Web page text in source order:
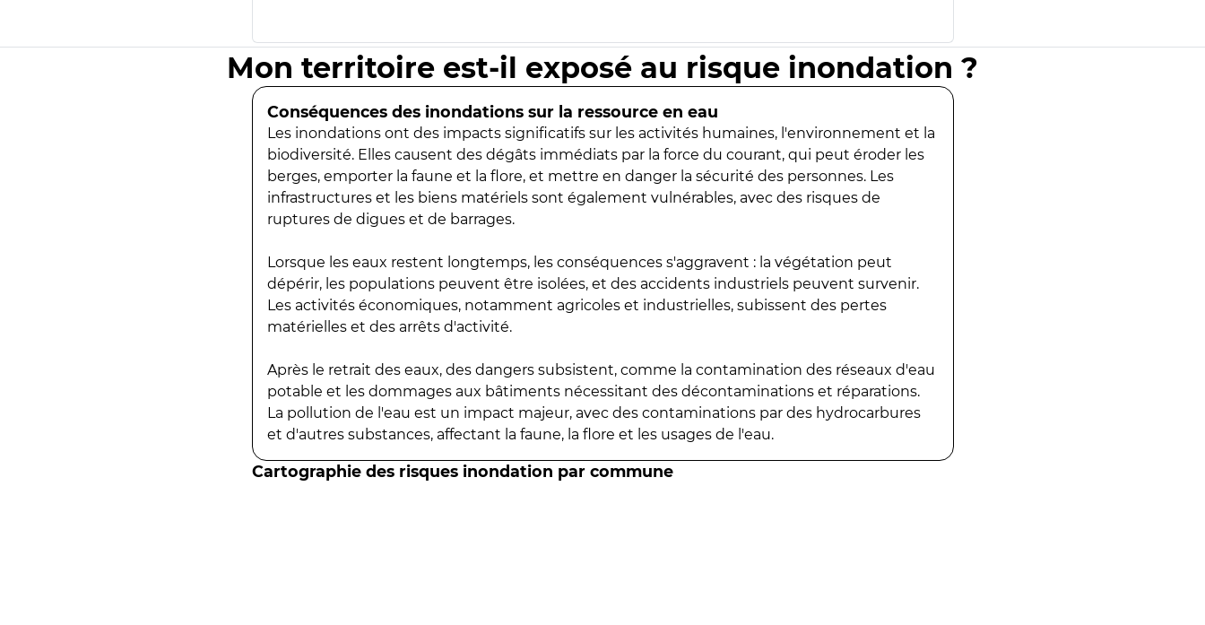
Mon territoire est-il exposé au risque inondation ?
Conséquences des inondations sur la ressource en eau
Les inondations ont des impacts significatifs sur les activités humaines, l'environnement et la
biodiversité. Elles causent des dégâts immédiats par la force du courant, qui peut éroder les
berges, emporter la faune et la flore, et mettre en danger la sécurité des personnes. Les
infrastructures et les biens matériels sont également vulnérables, avec des risques de
ruptures de digues et de barrages.
Lorsque les eaux restent longtemps, les conséquences s'aggravent : la végétation peut
dépérir, les populations peuvent être isolées, et des accidents industriels peuvent survenir.
Les activités économiques, notamment agricoles et industrielles, subissent des pertes
matérielles et des arrêts d'activité.
Après le retrait des eaux, des dangers subsistent, comme la contamination des réseaux d'eau
potable et les dommages aux bâtiments nécessitant des décontaminations et réparations.
La pollution de l'eau est un impact majeur, avec des contaminations par des hydrocarbures
et d'autres substances, affectant la faune, la flore et les usages de l'eau.
Cartographie des risques inondation par commune